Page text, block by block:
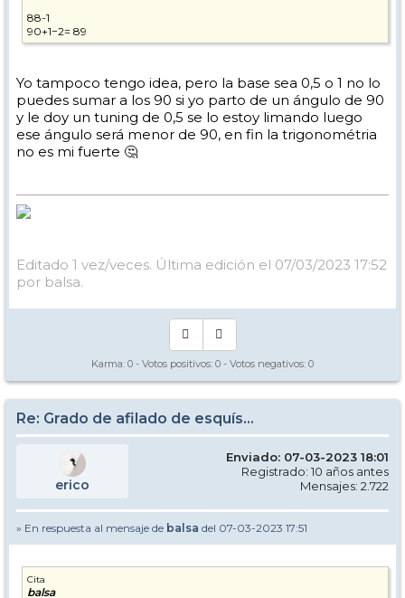
88-1
90+1−2= 89
Yo tampoco tengo idea, pero la base sea 0,5 o 1 no lo
puedes sumar a los 90 si yo parto de un ángulo de 90
y le doy un tuning de 0,5 se lo estoy limando luego
ese ángulo será menor de 90, en fin la trigonométria
no es mi fuerte 🤔
Editado 1 vez/veces. Última edición el 07/03/2023 17:52
por balsa.
Karma: 0 - Votos positivos: 0 - Votos negativos: 0
Re: Grado de afilado de esquís...
erico
Enviado: 07-03-2023 18:01
Registrado: 10 años antes
Mensajes: 2.722
» En respuesta al mensaje de balsa del 07-03-2023 17:51
Cita
balsa